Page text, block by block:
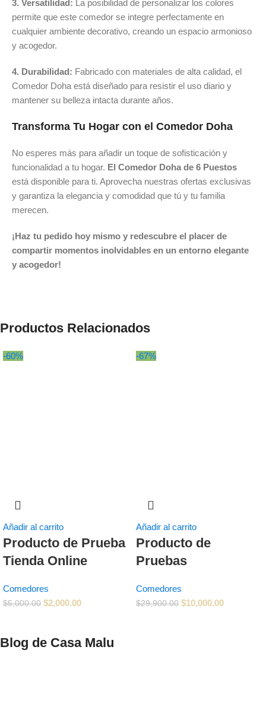
3. Versatilidad: La posibilidad de personalizar los colores
permite que este comedor se integre perfectamente en
cualquier ambiente decorativo, creando un espacio armonioso
y acogedor.
4. Durabilidad: Fabricado con materiales de alta calidad, el
Comedor Doha está diseñado para resistir el uso diario y
mantener su belleza intacta durante años.
Transforma Tu Hogar con el Comedor Doha
No esperes más para añadir un toque de sofisticación y
funcionalidad a tu hogar. El Comedor Doha de 6 Puestos
está disponible para ti. Aprovecha nuestras ofertas exclusivas
y garantiza la elegancia y comodidad que tú y tu familia
merecen.
¡Haz tu pedido hoy mismo y redescubre el placer de
compartir momentos inolvidables en un entorno elegante
y acogedor!
Productos Relacionados
-60%
Añadir al carrito
Producto de Prueba
Tienda Online
Comedores
$5,000.00 $2,000.00
-67%
Añadir al carrito
Producto de
Pruebas
Comedores
$29,900.00 $10,000.00
Blog de Casa Malu